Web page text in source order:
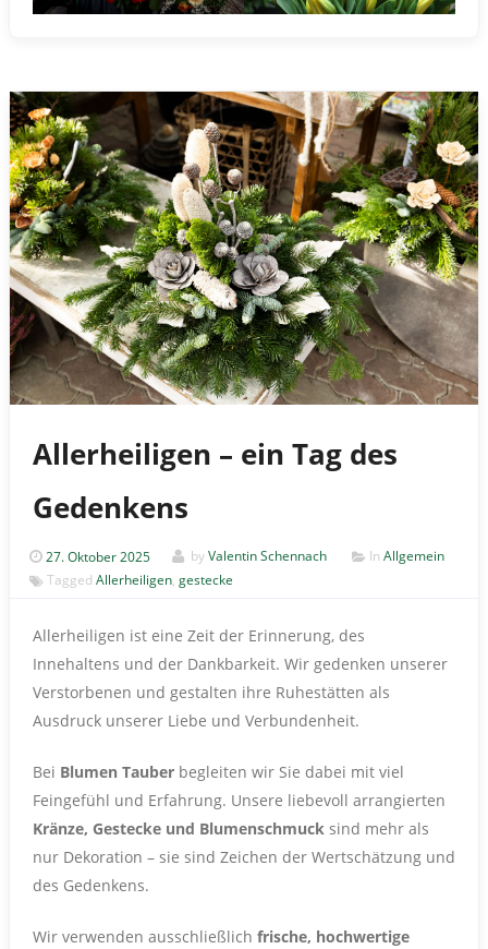
Allerheiligen – ein Tag des
Gedenkens
27. Oktober 2025 byValentin Schennach In Allgemein
Tagged Allerheiligen, gestecke
Allerheiligen ist eine Zeit der Erinnerung, des
Innehaltens und der Dankbarkeit. Wir gedenken unserer
Verstorbenen und gestalten ihre Ruhestätten als
Ausdruck unserer Liebe und Verbundenheit.
Bei Blumen Tauber begleiten wir Sie dabei mit viel
Feingefühl und Erfahrung. Unsere liebevoll arrangierten
Kränze, Gestecke und Blumenschmuck sind mehr als
nur Dekoration – sie sind Zeichen der Wertschätzung und
des Gedenkens.
Wir verwenden ausschließlich frische, hochwertige